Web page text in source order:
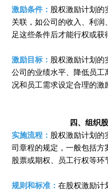
激励条件： 股权激励计划的
关联，如公司的收入、利
足这些条件后才能行权或获
激励目标： 股权激励计划的
公司的业绩水平、降低员
况和员工需求设定合理的激
四、组织
实施流程： 股权激励计划的
司章程的规定，一般包括
股票或期权、员工行权等环
规则和标准： 在股权激励计